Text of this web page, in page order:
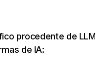
procedente de
de IA: